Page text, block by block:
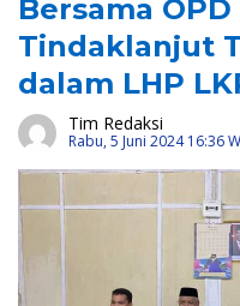
Bersama
Tindaklanjut
dalam LHP
Tim Redaksi
Rabu, 5 Juni 2024 16:36